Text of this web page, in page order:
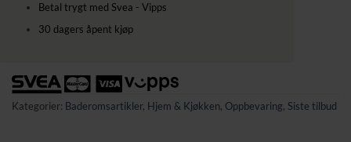
Betal trygt med Svea - Vipps
30 dagers åpent kjøp
Kategorier: Baderomsartikler, Hjem & Kjøkken, Oppbevaring, Siste tilbud